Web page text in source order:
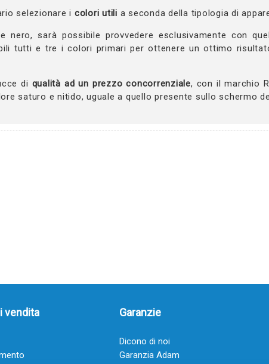
selezionare i colori utili a seconda della tipologia di
nero, sarà possibile provvedere esclusivamente con
tutti e tre i colori primari per ottenere un ottimo
di qualità ad un prezzo concorrenziale, con il marchio
saturo e nitido, uguale a quello presente sullo schermo
vendita Garanzie
Dicono di noi
Garanzia Adam